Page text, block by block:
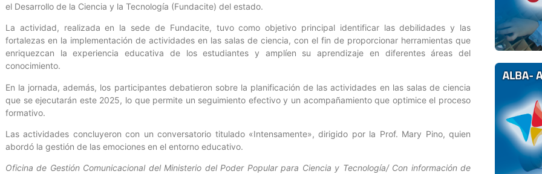
el Desarrollo de la Ciencia y la Tecnología (Fundacite) del estado.
La actividad, realizada en la sede de Fundacite, tuvo como objetivo principal identificar las debilidades y las
fortalezas en la implementación de actividades en las salas de ciencia, con el fin de proporcionar herramientas que
enriquezcan la experiencia educativa de los estudiantes y amplíen su aprendizaje en diferentes áreas del
conocimiento.
En la jornada, además, los participantes debatieron sobre la planificación de las actividades en las salas de ciencia
que se ejecutarán este 2025, lo que permite un seguimiento efectivo y un acompañamiento que optimice el proceso
formativo.
Las actividades concluyeron con un conversatorio titulado «Intensamente», dirigido por la Prof. Mary Pino, quien
abordó la gestión de las emociones en el entorno educativo.
Oficina de Gestión Comunicacional del Ministerio del Poder Popular para Ciencia y Tecnología/ Con información de